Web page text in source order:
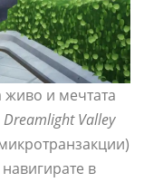
живо и мечтата
Dreamlight Valley
навигирате в